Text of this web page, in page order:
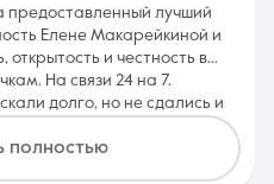
предоставленный лучший
Елене Макарейкиной и
и честность в
На связи 24 на 7.
долго, но не сдались и
Сомневался до
отыскать что надо, но
огромное. С вами я готов
полностью